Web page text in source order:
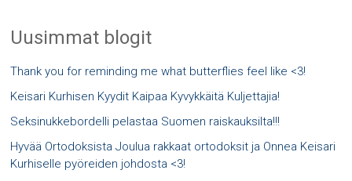
Uusimmat blogit
Thank you for reminding me what butterflies feel like <3!
Keisari Kurhisen Kyydit Kaipaa Kyvykkäitä Kuljettajia!
Seksinukkebordelli pelastaa Suomen raiskauksilta!!!
Hyvää Ortodoksista Joulua rakkaat ortodoksit ja Onnea Keisari
Kurhiselle pyöreiden johdosta <3!